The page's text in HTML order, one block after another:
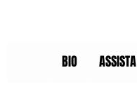
BIO ASSISTA